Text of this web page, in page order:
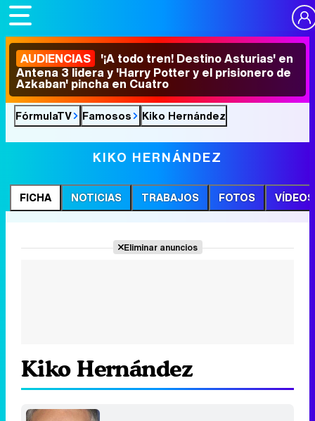
AUDIENCIAS '¡A todo tren! Destino Asturias' en
Antena 3 lidera y 'Harry Potter y el prisionero de
Azkaban' pincha en Cuatro
FórmulaTV Famosos Kiko Hernández
KIKO HERNÁNDEZ
FICHA NOTICIAS TRABAJOS FOTOS VÍDEOS
Eliminar anuncios
Kiko Hernández